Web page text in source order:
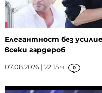
Елегантност без
всеки гардероб
07.08.2026 | 22:15 ч. 0